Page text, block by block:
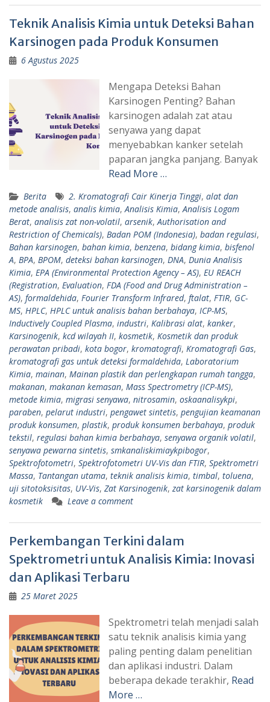
Teknik Analisis Kimia untuk Deteksi Bahan
Karsinogen pada Produk Konsumen
6 Agustus 2025
Mengapa Deteksi Bahan
Karsinogen Penting? Bahan
karsinogen adalah zat atau
senyawa yang dapat
menyebabkan kanker setelah
paparan jangka panjang. Banyak
Read More …
Berita 2. Kromatografi Cair Kinerja Tinggi, alat dan
metode analisis, analis kimia, Analisis Kimia, Analisis Logam
Berat, analisis zat non-volatil, arsenik, Authorisation and
Restriction of Chemicals), Badan POM (Indonesia), badan regulasi,
Bahan karsinogen, bahan kimia, benzena, bidang kimia, bisfenol
A, BPA, BPOM, deteksi bahan karsinogen, DNA, Dunia Analisis
Kimia, EPA (Environmental Protection Agency – AS), EU REACH
(Registration, Evaluation, FDA (Food and Drug Administration –
AS), formaldehida, Fourier Transform Infrared, ftalat, FTIR, GC-
MS, HPLC, HPLC untuk analisis bahan berbahaya, ICP-MS,
Inductively Coupled Plasma, industri, Kalibrasi alat, kanker,
Karsinogenik, kcd wilayah II, kosmetik, Kosmetik dan produk
perawatan pribadi, kota bogor, kromatografi, Kromatografi Gas,
kromatografi gas untuk deteksi formaldehida, Laboratorium
Kimia, mainan, Mainan plastik dan perlengkapan rumah tangga,
makanan, makanan kemasan, Mass Spectrometry (ICP-MS),
metode kimia, migrasi senyawa, nitrosamin, oskaanalisykpi,
paraben, pelarut industri, pengawet sintetis, pengujian keamanan
produk konsumen, plastik, produk konsumen berbahaya, produk
tekstil, regulasi bahan kimia berbahaya, senyawa organik volatil,
senyawa pewarna sintetis, smkanaliskimiaykpibogor,
Spektrofotometri, Spektrofotometri UV-Vis dan FTIR, Spektrometri
Massa, Tantangan utama, teknik analisis kimia, timbal, toluena,
uji sitotoksisitas, UV-Vis, Zat Karsinogenik, zat karsinogenik dalam
kosmetik
Leave a comment
Perkembangan Terkini dalam
Spektrometri untuk Analisis Kimia: Inovasi
dan Aplikasi Terbaru
25 Maret 2025
Spektrometri telah menjadi salah
satu teknik analisis kimia yang
paling penting dalam penelitian
dan aplikasi industri. Dalam
beberapa dekade terakhir, Read
More …